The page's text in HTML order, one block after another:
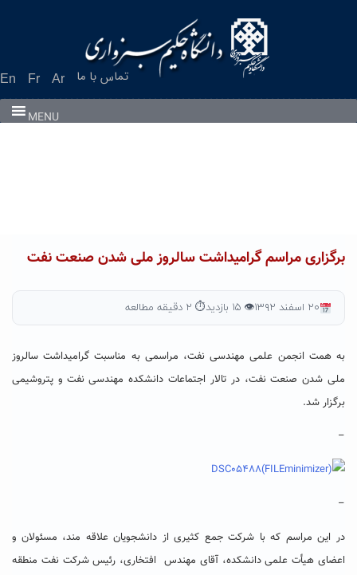
En Fr Ar تماس با ما
MENU
برگزاری مراسم گرامیداشت سالروز ملی شدن صنعت نفت
۲۰ اسفند ۱۳۹۲ 👁 ۱۵ بازدید ⏱ ۲ دقیقه مطالعه
به همت انجمن علمی مهندسی نفت، مراسمی به مناسبت گرامیداشت سالروز
ملی شدن صنعت نفت، در تالار اجتماعات دانشکده مهندسی نفت و پتروشیمی
برگزار شد.
–
–
در این مراسم که با شرکت جمع کثیری از دانشجویان علاقه مند، مسئولان و
اعضای هیأت علمی دانشکده، آقای مهندس افتخاری، رئیس شرکت نفت منطقه